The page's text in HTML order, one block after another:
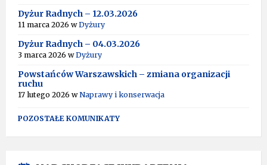
T
I
E
:
Dyżur Radnych – 12.03.2026
11 marca 2026 wDyżury
Dyżur Radnych – 04.03.2026
3 marca 2026 wDyżury
Powstańców Warszawskich – zmiana organizacji
ruchu
17 lutego 2026 wNaprawy i konserwacja
POZOSTAŁE KOMUNIKATY